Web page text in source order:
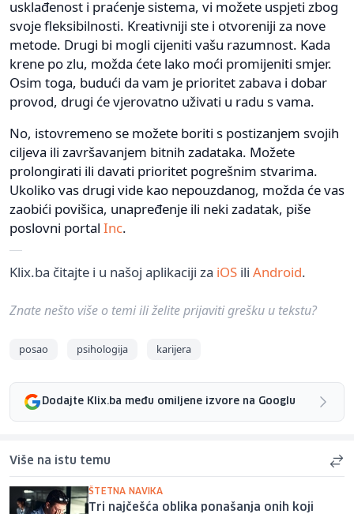
usklađenost i praćenje sistema, vi možete uspjeti zbog
svoje fleksibilnosti. Kreativniji ste i otvoreniji za nove
metode. Drugi bi mogli cijeniti vašu razumnost. Kada
krene po zlu, možda ćete lako moći promijeniti smjer.
Osim toga, budući da vam je prioritet zabava i dobar
provod, drugi će vjerovatno uživati u radu s vama.
No, istovremeno se možete boriti s postizanjem svojih
ciljeva ili završavanjem bitnih zadataka. Možete
prolongirati ili davati prioritet pogrešnim stvarima.
Ukoliko vas drugi vide kao nepouzdanog, možda će vas
zaobići povišica, unapređenje ili neki zadatak, piše
poslovni portal Inc.
Klix.ba čitajte i u našoj aplikaciji za iOS ili Android.
Znate nešto više o temi ili želite prijaviti grešku u tekstu?
posao psihologija karijera
Dodajte Klix.ba među omiljene izvore na Googlu
Više na istu temu
ŠTETNA NAVIKA
Tri najčešća oblika ponašanja onih koji